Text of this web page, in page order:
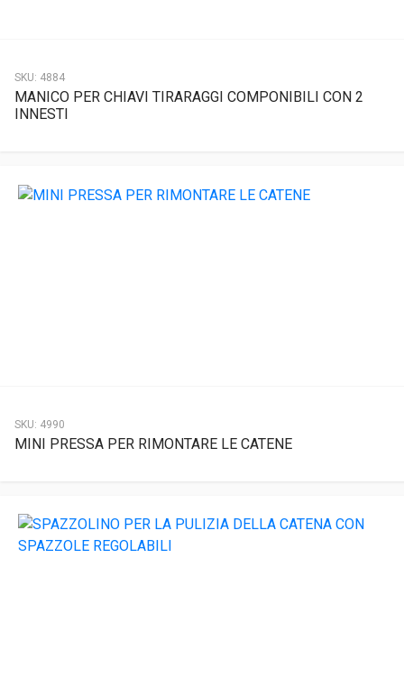
SKU: 4884
MANICO PER CHIAVI TIRARAGGI COMPONIBILI CON 2
INNESTI
SKU: 4990
MINI PRESSA PER RIMONTARE LE CATENE